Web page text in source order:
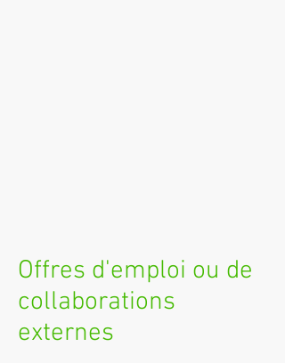
Offres d'emploi ou de
collaborations
externes